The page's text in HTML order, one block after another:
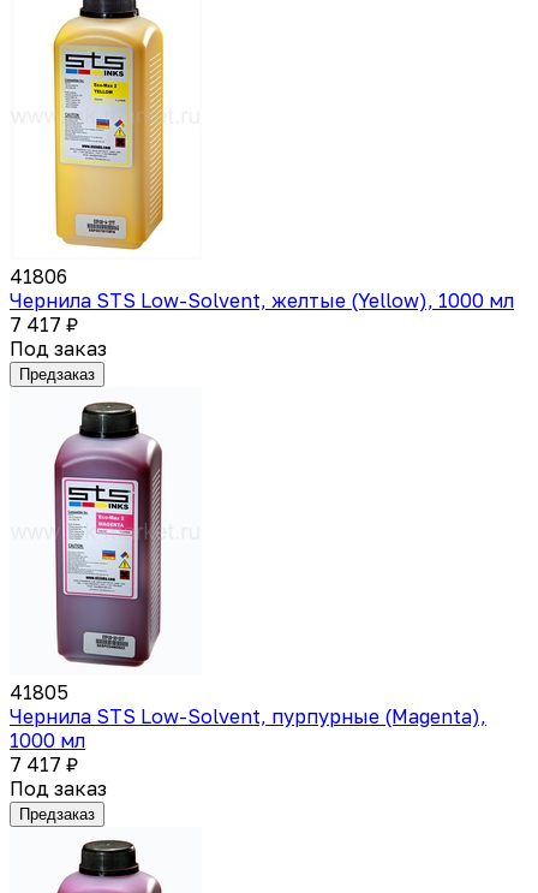
41806
Чернила STS Low-Solvent, желтые (Yellow), 1000 мл
7 417 ₽
Под заказ
Предзаказ
41805
Чернила STS Low-Solvent, пурпурные (Magenta),
1000 мл
7 417 ₽
Под заказ
Предзаказ